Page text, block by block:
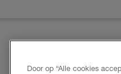
Door op “Alle cookies